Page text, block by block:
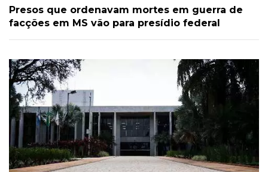
Presos que ordenavam mortes em guerra de
facções em MS vão para presídio federal